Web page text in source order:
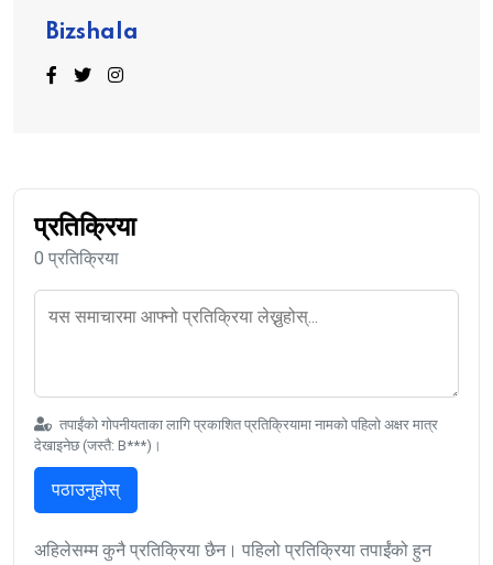
Bizshala
प्रतिक्रिया
0 प्रतिक्रिया
तपाईंको गोपनीयताका लागि प्रकाशित प्रतिक्रियामा नामको पहिलो अक्षर मात्र
देखाइनेछ (जस्तै: B***)।
पठाउनुहोस्
अहिलेसम्म कुनै प्रतिक्रिया छैन। पहिलो प्रतिक्रिया तपाईंको हुन